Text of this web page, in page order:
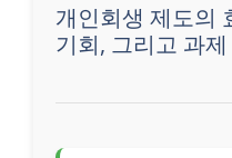
개인회생 제도의
기회, 그리고 과제